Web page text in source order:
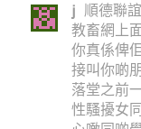
j 順德聯
教畜網上
你真係俾
接叫你啲
落堂之前
性騷擾女